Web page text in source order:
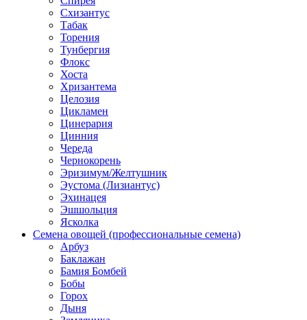
Схизантус
Табак
Торения
Тунбергия
Флокс
Хоста
Хризантема
Целозия
Цикламен
Цинерария
Цинния
Череда
Чернокорень
Эризимум/Желтушник
Эустома (Лизиантус)
Эхинацея
Эшшольция
Ясколка
Семена овощей (профессиональные семена)
Арбуз
Баклажан
Бамия Бомбей
Бобы
Горох
Дыня